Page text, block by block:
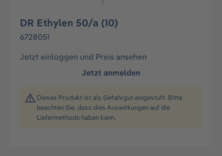
DR Ethylen 50/a (10)
6728051
Jetzt einloggen und Preis ansehen
Jetzt anmelden
Dieses Produkt ist als Gefahrgut eingestuft. Bitte
beachten Sie, dass dies Auswirkungen auf die
Liefermethode haben kann.